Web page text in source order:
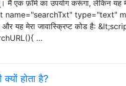
मैं एक फ़ॉर्म का उपयोग करूंगा, लेकिन
name="searchTxt" type="text"
यह मेरा जावास्क्रिप्ट कोड है:
…
होता है?